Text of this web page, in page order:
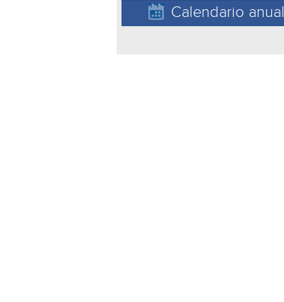
Calendario anual